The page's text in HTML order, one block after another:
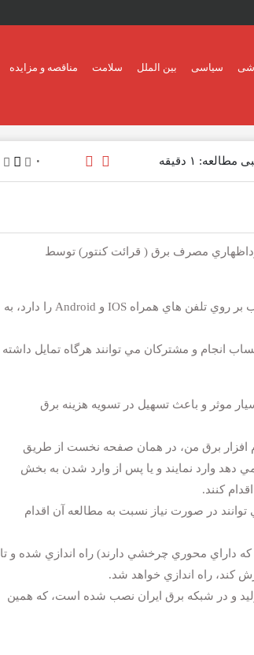
سیاسی بین الملل سلامت
مناقصه و مزایده
۱ دقیقه ۰
مصرف برق ( قرائت كنتور) توسط
به گزارش آفتاب شمال :نسخه جديد اپلیکیشن موبايلي برق من كه قابليت نصب بر روي تلفن هاي همراه IOS و Android را دارد، به
انجام و مشتركان مي توانند هرگاه تمايل داشته
موثر و باعث تسهيل در تسويه هزينه برق
افزار برق من، در همان صفحه نخست از طريق
دهد وارد نمايند و يا پس از وارد شدن به بخش
كنند.
در صورت نياز نسبت به مطالعه آن اقدام
داراي محوري چرخشي دارند) راه اندازي شده و تا
كند، راه اندازي خواهد شد.
و در شبكه برق ايران نصب شده است، كه همين
روزنامه مشرق